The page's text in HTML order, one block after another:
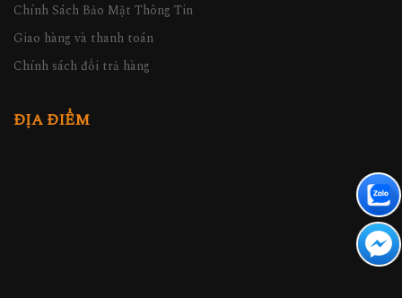
Chính Sách Bảo Mật Thông Tin
Giao hàng và thanh toán
Chính sách đổi trả hàng
ĐỊA ĐIỂM